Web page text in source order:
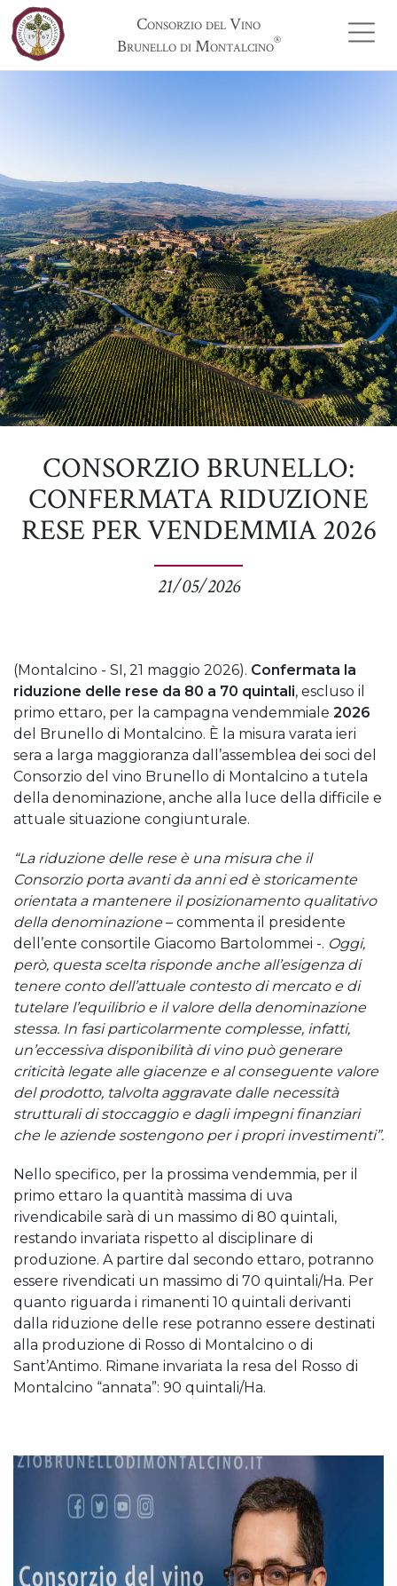
Consorzio del Vino
Brunello di Montalcino®
CONSORZIO BRUNELLO:
CONFERMATA RIDUZIONE
RESE PER VENDEMMIA 2026
21/05/2026
(Montalcino - SI, 21 maggio 2026). Confermata la
riduzione delle rese da 80 a 70 quintali, escluso il
primo ettaro, per la campagna vendemmiale 2026
del Brunello di Montalcino. È la misura varata ieri
sera a larga maggioranza dall’assemblea dei soci del
Consorzio del vino Brunello di Montalcino a tutela
della denominazione, anche alla luce della difficile e
attuale situazione congiunturale.
“La riduzione delle rese è una misura che il
Consorzio porta avanti da anni ed è storicamente
orientata a mantenere il posizionamento qualitativo
della denominazione– commenta il presidente
dell’ente consortile Giacomo Bartolommei -. Oggi,
però, questa scelta risponde anche all’esigenza di
tenere conto dell’attuale contesto di mercato e di
tutelare l’equilibrio e il valore della denominazione
stessa. In fasi particolarmente complesse, infatti,
un’eccessiva disponibilità di vino può generare
criticità legate alle giacenze e al conseguente valore
del prodotto, talvolta aggravate dalle necessità
strutturali di stoccaggio e dagli impegni finanziari
che le aziende sostengono per i propri investimenti”.
Nello specifico, per la prossima vendemmia, per il
primo ettaro la quantità massima di uva
rivendicabile sarà di un massimo di 80 quintali,
restando invariata rispetto al disciplinare di
produzione. A partire dal secondo ettaro, potranno
essere rivendicati un massimo di 70 quintali/Ha. Per
quanto riguarda i rimanenti 10 quintali derivanti
dalla riduzione delle rese potranno essere destinati
alla produzione di Rosso di Montalcino o di
Sant’Antimo. Rimane invariata la resa del Rosso di
Montalcino “annata”: 90 quintali/Ha.